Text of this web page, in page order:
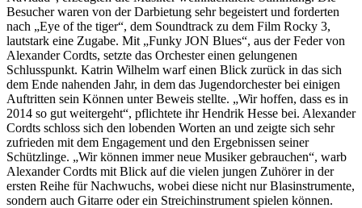
Besucher waren von der Darbietung sehr begeistert und forderten
nach „Eye of the tiger“, dem Soundtrack zu dem Film Rocky 3,
lautstark eine Zugabe. Mit „Funky JON Blues“, aus der Feder von
Alexander Cordts, setzte das Orchester einen gelungenen
Schlusspunkt. Katrin Wilhelm warf einen Blick zurück in das sich
dem Ende nahenden Jahr, in dem das Jugendorchester bei einigen
Auftritten sein Können unter Beweis stellte. „Wir hoffen, dass es in
2014 so gut weitergeht“, pflichtete ihr Hendrik Hesse bei. Alexander
Cordts schloss sich den lobenden Worten an und zeigte sich sehr
zufrieden mit dem Engagement und den Ergebnissen seiner
Schützlinge. „Wir können immer neue Musiker gebrauchen“, warb
Alexander Cordts mit Blick auf die vielen jungen Zuhörer in der
ersten Reihe für Nachwuchs, wobei diese nicht nur Blasinstrumente,
sondern auch Gitarre oder ein Streichinstrument spielen können.